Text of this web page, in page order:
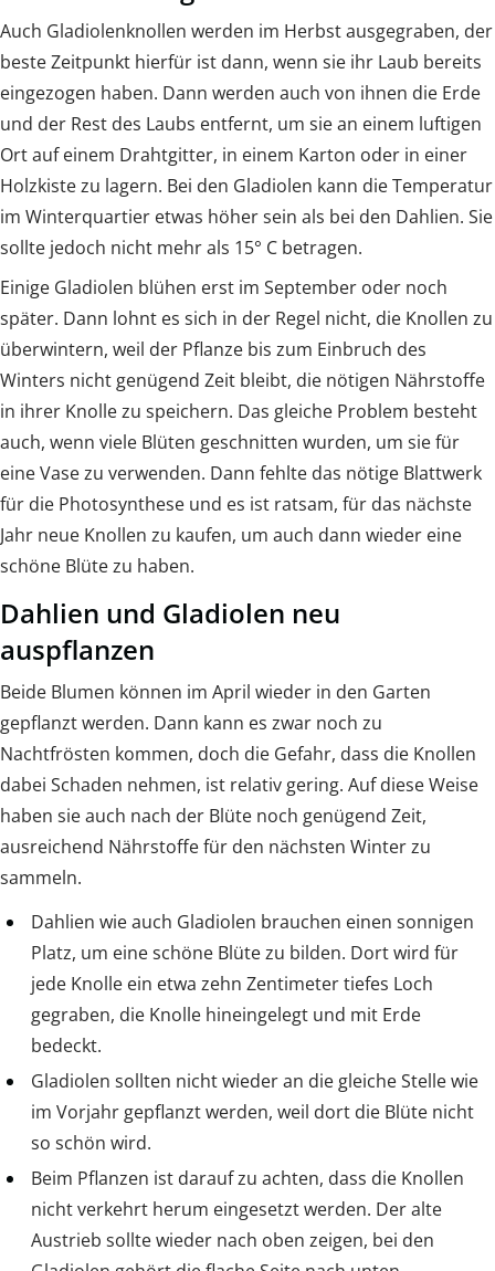
Auch Gladiolenknollen werden im Herbst ausgegraben, der
beste Zeitpunkt hierfür ist dann, wenn sie ihr Laub bereits
eingezogen haben. Dann werden auch von ihnen die Erde
und der Rest des Laubs entfernt, um sie an einem luftigen
Ort auf einem Drahtgitter, in einem Karton oder in einer
Holzkiste zu lagern. Bei den Gladiolen kann die Temperatur
im Winterquartier etwas höher sein als bei den Dahlien. Sie
sollte jedoch nicht mehr als 15° C betragen.
Einige Gladiolen blühen erst im September oder noch
später. Dann lohnt es sich in der Regel nicht, die Knollen zu
überwintern, weil der Pflanze bis zum Einbruch des
Winters nicht genügend Zeit bleibt, die nötigen Nährstoffe
in ihrer Knolle zu speichern. Das gleiche Problem besteht
auch, wenn viele Blüten geschnitten wurden, um sie für
eine Vase zu verwenden. Dann fehlte das nötige Blattwerk
für die Photosynthese und es ist ratsam, für das nächste
Jahr neue Knollen zu kaufen, um auch dann wieder eine
schöne Blüte zu haben.
Dahlien und Gladiolen neu
auspflanzen
Beide Blumen können im April wieder in den Garten
gepflanzt werden. Dann kann es zwar noch zu
Nachtfrösten kommen, doch die Gefahr, dass die Knollen
dabei Schaden nehmen, ist relativ gering. Auf diese Weise
haben sie auch nach der Blüte noch genügend Zeit,
ausreichend Nährstoffe für den nächsten Winter zu
sammeln.
Dahlien wie auch Gladiolen brauchen einen sonnigen
Platz, um eine schöne Blüte zu bilden. Dort wird für
jede Knolle ein etwa zehn Zentimeter tiefes Loch
gegraben, die Knolle hineingelegt und mit Erde
bedeckt.
Gladiolen sollten nicht wieder an die gleiche Stelle wie
im Vorjahr gepflanzt werden, weil dort die Blüte nicht
so schön wird.
Beim Pflanzen ist darauf zu achten, dass die Knollen
nicht verkehrt herum eingesetzt werden. Der alte
Austrieb sollte wieder nach oben zeigen, bei den